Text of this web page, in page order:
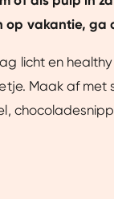
op vakantie, ga
licht en
Maak af met